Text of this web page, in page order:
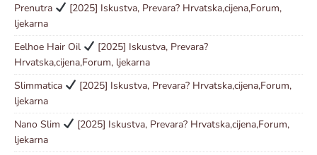
Prenutra
[2025] Iskustva, Prevara? Hrvatska,cijena,Forum,
ljekarna
Eelhoe Hair Oil
[2025] Iskustva, Prevara?
Hrvatska,cijena,Forum, ljekarna
Slimmatica
[2025] Iskustva, Prevara? Hrvatska,cijena,Forum,
ljekarna
Nano Slim
[2025] Iskustva, Prevara? Hrvatska,cijena,Forum,
ljekarna